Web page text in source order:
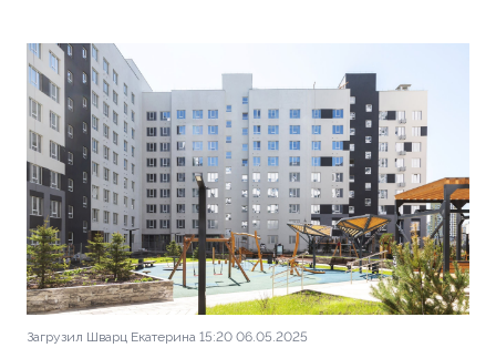
Загрузил Шварц Екатерина 15:20 06.05.2025